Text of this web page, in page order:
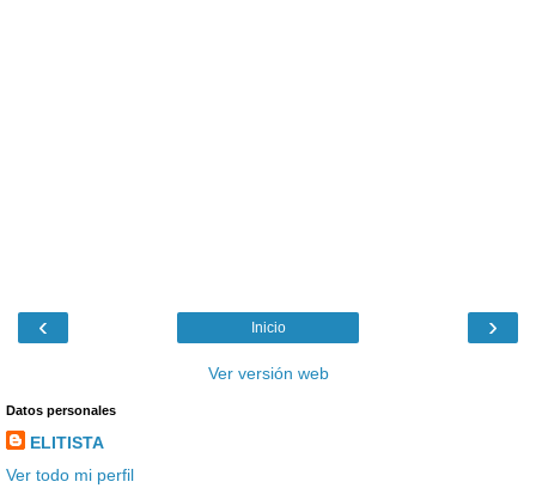
‹ ›
Inicio
Ver versión web
Datos personales
ELITISTA
Ver todo mi perfil